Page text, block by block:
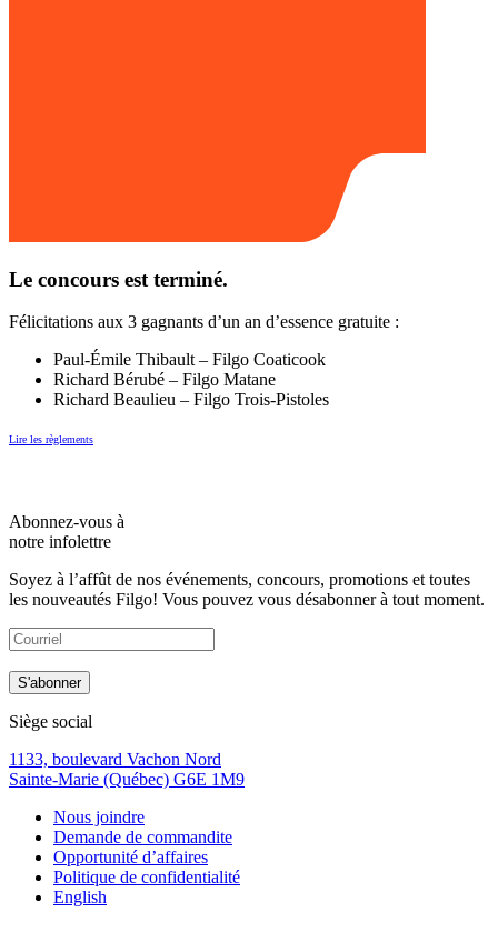
Le concours est terminé.
Félicitations aux 3 gagnants d’un an d’essence gratuite :
Paul-Émile Thibault – Filgo Coaticook
Richard Bérubé – Filgo Matane
Richard Beaulieu – Filgo Trois-Pistoles
Lire les règlements
Abonnez-vous à
notre infolettre
Soyez à l’affût de nos événements, concours, promotions et toutes
les nouveautés Filgo! Vous pouvez vous désabonner à tout moment.
Siège social
1133, boulevard Vachon Nord
Sainte-Marie (Québec) G6E 1M9
Nous joindre
Demande de commandite
Opportunité d’affaires
Politique de confidentialité
English